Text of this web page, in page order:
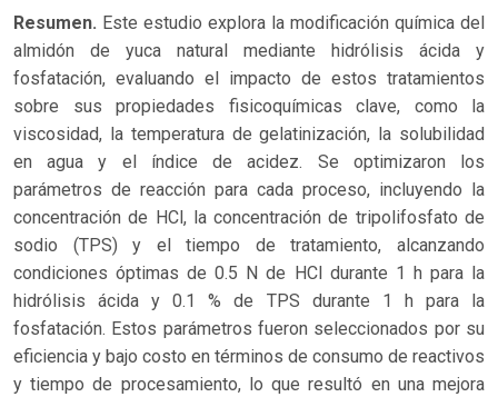
Resumen. Este estudio explora la modificación química del
almidón de yuca natural mediante hidrólisis ácida y
fosfatación, evaluando el impacto de estos tratamientos
sobre sus propiedades fisicoquímicas clave, como la
viscosidad, la temperatura de gelatinización, la solubilidad
en agua y el índice de acidez. Se optimizaron los
parámetros de reacción para cada proceso, incluyendo la
concentración de HCl, la concentración de tripolifosfato de
sodio (TPS) y el tiempo de tratamiento, alcanzando
condiciones óptimas de 0.5 N de HCl durante 1 h para la
hidrólisis ácida y 0.1 % de TPS durante 1 h para la
fosfatación. Estos parámetros fueron seleccionados por su
eficiencia y bajo costo en términos de consumo de reactivos
y tiempo de procesamiento, lo que resultó en una mejora